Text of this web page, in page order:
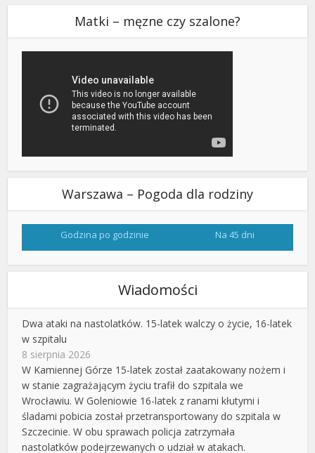
Matki – męzne czy szalone?
Warszawa – Pogoda dla rodziny
Godzina po godzinie Na 45 dni
Wiadomości
Dwa ataki na nastolatków. 15-latek walczy o życie, 16-latek
w szpitalu
8 sierpnia 2026
W Kamiennej Górze 15-latek został zaatakowany nożem i
w stanie zagrażającym życiu trafił do szpitala we
Wrocławiu. W Goleniowie 16-latek z ranami kłutymi i
śladami pobicia został przetransportowany do szpitala w
Szczecinie. W obu sprawach policja zatrzymała
nastolatków podejrzewanych o udział w atakach.